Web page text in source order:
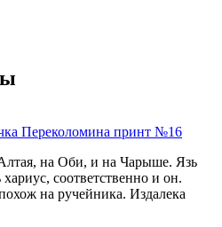
Переколомина принт №16
на Оби, и на Чарыше. Язь
хариус, соответственно и он.
на ручейника. Издалека